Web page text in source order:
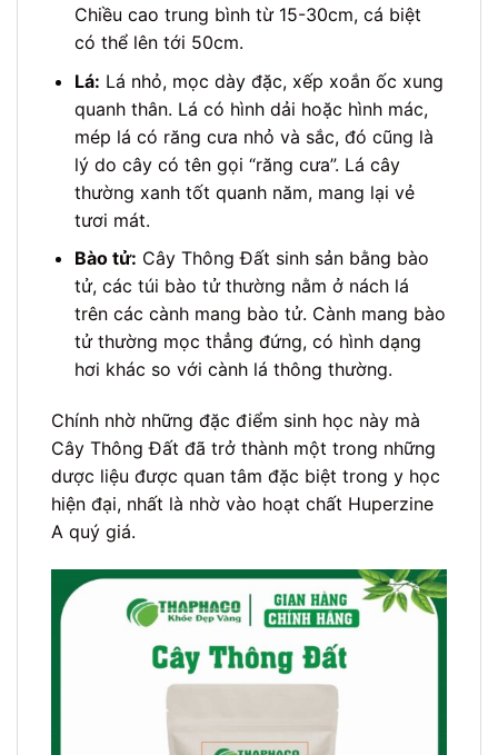
Chiều cao trung bình từ 15-30cm, cá biệt
có thể lên tới 50cm.
Lá: Lá nhỏ, mọc dày đặc, xếp xoắn ốc xung
quanh thân. Lá có hình dải hoặc hình mác,
mép lá có răng cưa nhỏ và sắc, đó cũng là
lý do cây có tên gọi “răng cưa”. Lá cây
thường xanh tốt quanh năm, mang lại vẻ
tươi mát.
Bào tử: Cây Thông Đất sinh sản bằng bào
tử, các túi bào tử thường nằm ở nách lá
trên các cành mang bào tử. Cành mang bào
tử thường mọc thẳng đứng, có hình dạng
hơi khác so với cành lá thông thường.
Chính nhờ những đặc điểm sinh học này mà
Cây Thông Đất đã trở thành một trong những
dược liệu được quan tâm đặc biệt trong y học
hiện đại, nhất là nhờ vào hoạt chất Huperzine
A quý giá.